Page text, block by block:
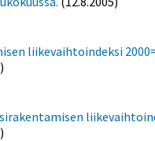
liikevaihtoindeksi